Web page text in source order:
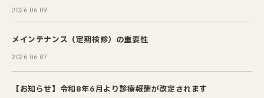
2026.06.09
メインテナンス（定期検診）の重要性
2026.06.07
【お知らせ】令和8年6月より診療報酬が改定されます